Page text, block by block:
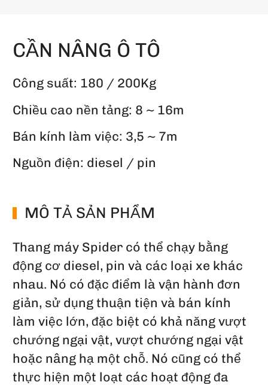
CẦN NÂNG Ô TÔ
Công suất: 180 / 200Kg
Chiều cao nền tảng: 8 ~ 16m
Bán kính làm việc: 3,5 ~ 7m
Nguồn điện: diesel / pin
MÔ TẢ SẢN PHẨM
Thang máy Spider có thể chạy bằng
động cơ diesel, pin và các loại xe khác
nhau. Nó có đặc điểm là vận hành đơn
giản, sử dụng thuận tiện và bán kính
làm việc lớn, đặc biệt có khả năng vượt
chướng ngại vật, vượt chướng ngại vật
hoặc nâng hạ một chỗ. Nó cũng có thể
thực hiện một loạt các hoạt động đa